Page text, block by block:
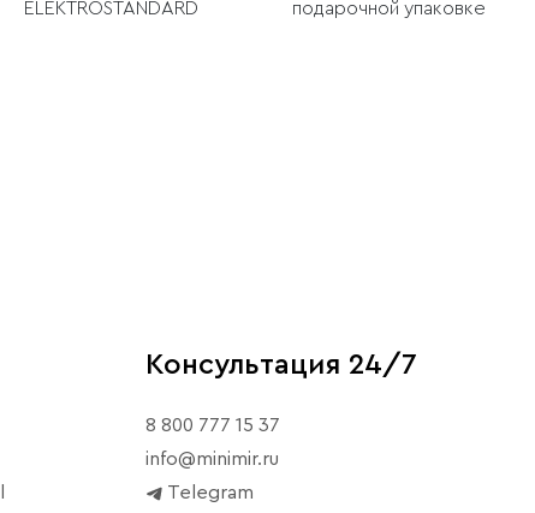
ELEKTROSTANDARD
подарочной упаковке
Консультация 24/7
8 800 777 15 37
info@minimir.ru
Telegram